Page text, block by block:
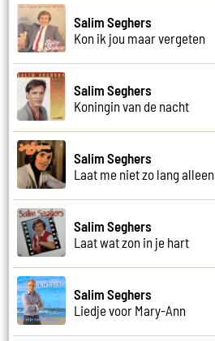
Salim Seghers
Kon ik jou maar vergeten
Salim Seghers
Koningin van de nacht
Salim Seghers
Laat me niet zo lang alleen
Salim Seghers
Laat wat zon in je hart
Salim Seghers
Liedje voor Mary-Ann